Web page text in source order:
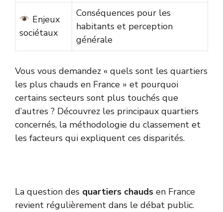
Enjeux
sociétaux
Conséquences pour les
habitants et perception
générale
Vous vous demandez « quels sont les quartiers
les plus chauds en France » et pourquoi
certains secteurs sont plus touchés que
d’autres ? Découvrez les principaux quartiers
concernés, la méthodologie du classement et
les facteurs qui expliquent ces disparités.
La question des quartiers chauds en France
revient régulièrement dans le débat public.